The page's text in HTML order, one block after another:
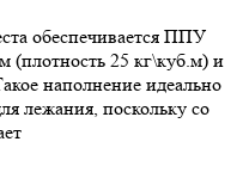
обеспечивается ППУ
(плотность 25 кг\куб.м) и
наполнение идеально
лежания, поскольку со